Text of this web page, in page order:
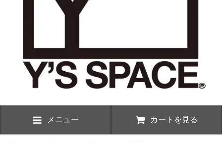
メニュー カートを見る